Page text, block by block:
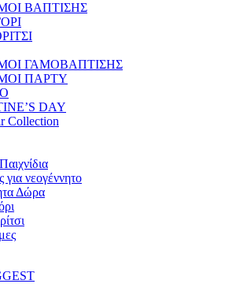
ΒΑΠΤΙΣΗΣ
ΓΑΜΟΒΑΠΤΙΣΗΣ
ΠΑΡΤΥ
DAY
Collection
για νεογέννητο
Δώρα